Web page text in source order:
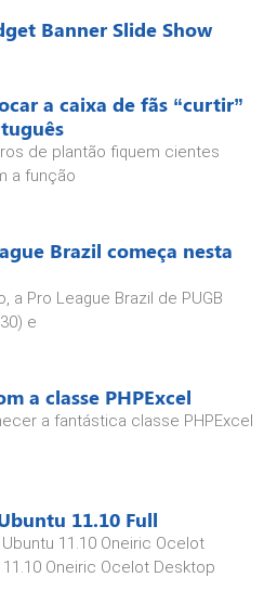
Banner Slide Show
a caixa de fãs “curtir”
de plantão fiquem cientes
a função
Brazil começa nesta
a Pro League Brazil de PUGB
e
a classe PHPExcel
a fantástica classe PHPExcel
11.10 Full
11.10 Oneiric Ocelot
Oneiric Ocelot Desktop